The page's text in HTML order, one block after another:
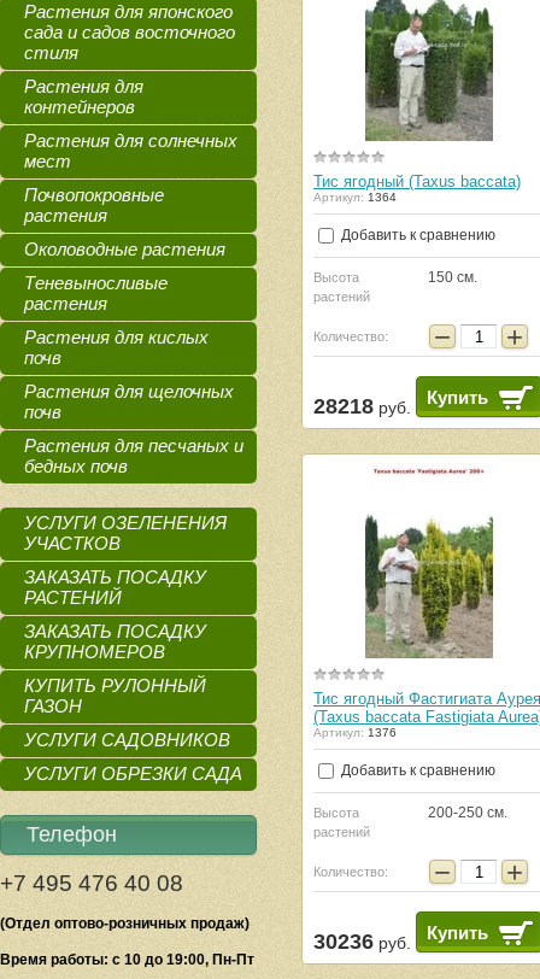
Тис ягодный (Taxus baccata)
Артикул: 1364
Добавить к сравнению
Высота
растений
150 см.
Количество: − +
28218 руб. Купить
Тис ягодный Фастигиата Аурея
(Taxus baccata Fastigiata
Артикул: 1376
Добавить к сравнению
Высота
растений
200-250 см.
Количество: − +
30236 руб. Купить
Растения для японского
сада и садов восточного
стиля
Растения для
контейнеров
Растения для солнечных
мест
Почвопокровные
растения
Околоводные растения
Теневыносливые
растения
Растения для кислых
почв
Растения для щелочных
почв
Растения для песчаных и
бедных почв
УСЛУГИ ОЗЕЛЕНЕНИЯ
УЧАСТКОВ
ЗАКАЗАТЬ ПОСАДКУ
РАСТЕНИЙ
ЗАКАЗАТЬ ПОСАДКУ
КРУПНОМЕРОВ
КУПИТЬ РУЛОННЫЙ
ГАЗОН
УСЛУГИ САДОВНИКОВ
УСЛУГИ ОБРЕЗКИ САДА
Телефон
+7 495 476 40 08
(Отдел оптово-розничных продаж)
Время работы: с 10 до 19:00, Пн-Пт